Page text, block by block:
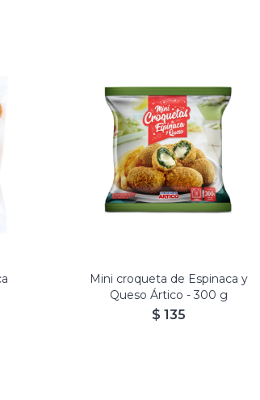
Mini croqueta de Espinaca y
Queso Ártico - 300 g
$ 135